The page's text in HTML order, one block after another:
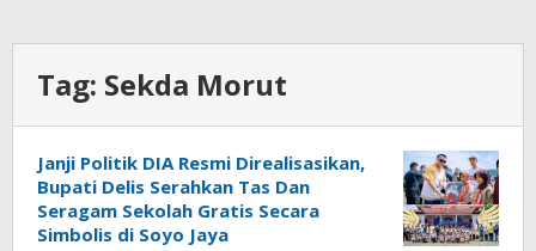
Tag: Sekda Morut
Janji Politik DIA Resmi Direalisasikan,
Bupati Delis Serahkan Tas Dan
Seragam Sekolah Gratis Secara
Simbolis di Soyo Jaya